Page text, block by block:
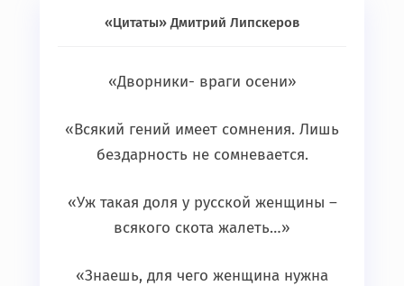
«Цитаты» Дмитрий Липскеров
«Дворники- враги осени»
«Всякий гений имеет сомнения. Лишь
бездарность не сомневается.
«Уж такая доля у русской женщины –
всякого скота жалеть…»
«Знаешь, для чего женщина нужна